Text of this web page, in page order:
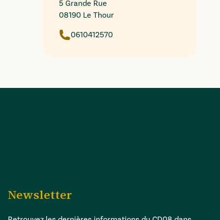
5 Grande Rue
08190 Le Thour
0610412570
Newsletter